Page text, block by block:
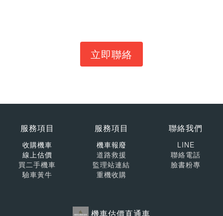
立即聯絡
服務項目
收購機車
線上估價
買二手機車
驗車黃牛
服務項目
機車報廢
道路救援
監理站連結
重機收購
聯絡我們
LINE
聯絡電話
臉書粉專
機車估價直通車